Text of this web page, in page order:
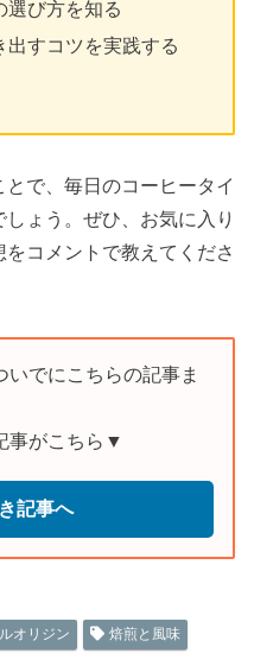
選び方を知る
出すコツを実践する
で、毎日のコーヒータイ
ょう。ぜひ、お気に入り
コメントで教えてくださ
いでにこちらの記事ま
事がこちら▼
記事へ
オリジン
焙煎と風味